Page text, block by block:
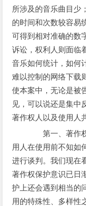
所涉及的音乐曲目少
的时间和次数较容易
可得到相对准确的数
诉讼，权利人则面临
音乐如何统计，如何
难以控制的网络下载
使本案中，无论是被
见，可以说还是集中
著作权人以及使用人
第一、著作权
用人在使用前不知如
进行谈判。我们现在
著作权保护意识已日
护上还会遇到相当的
用的特殊性、多样性